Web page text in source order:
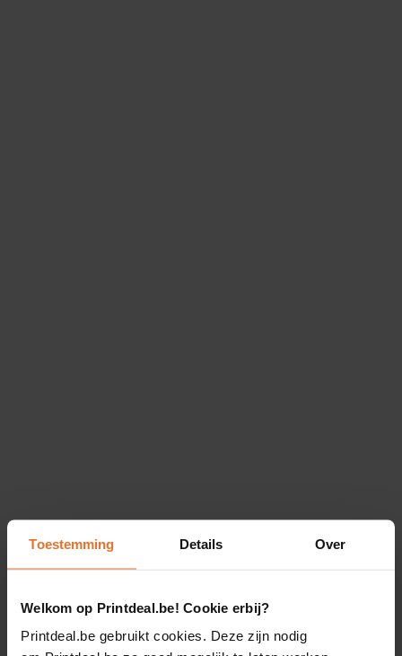
Toestemming Details Over
Welkom op Printdeal.be! Cookie erbij?
Printdeal.be gebruikt cookies. Deze zijn nodig